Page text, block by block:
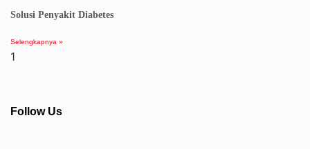
Solusi Penyakit Diabetes
Selengkapnya »
Follow Us